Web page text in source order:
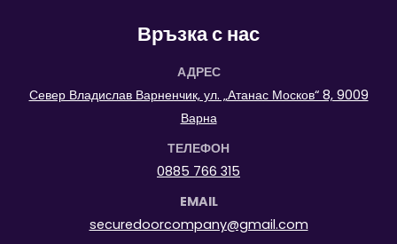
Връзка с нас
АДРЕС
Север Владислав Варненчик, ул. „Атанас Москов“ 8, 9009
Варна
ТЕЛЕФОН
0885 766 315
EMAIL
securedoorcompany@gmail.com